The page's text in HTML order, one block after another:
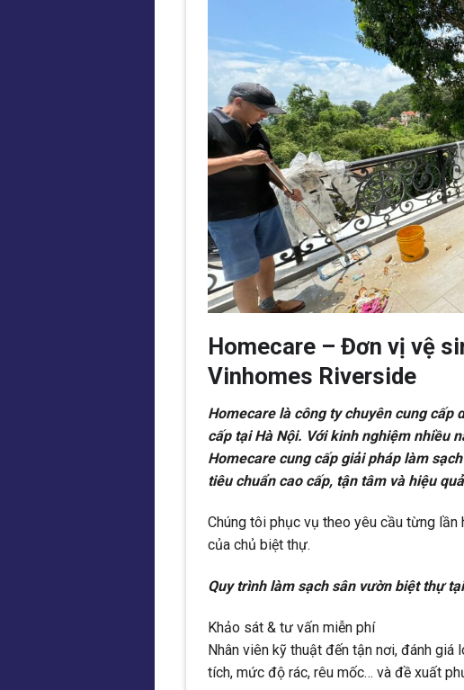
Homecare – Đơn vị vệ
Vinhomes Riverside
Homecare là công ty chuyên cung cấp
cấp tại Hà Nội. Với kinh nghiệm nhiều
Homecare cung cấp giải pháp làm
tiêu chuẩn cao cấp, tận tâm và hiệu
Chúng tôi phục vụ theo yêu cầu từng lần
của chủ biệt thự.
Quy trình làm sạch sân vườn biệt thự
Khảo sát & tư vấn miễn phí
Nhân viên kỹ thuật đến tận nơi, đánh
tích, mức độ rác, rêu mốc… và đề xuất